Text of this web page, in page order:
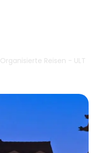
Organisierte Reisen - ULT